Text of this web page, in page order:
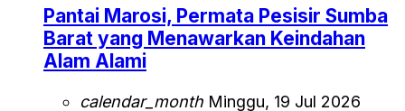
Pantai Marosi, Permata Pesisir Sumba
Barat yang Menawarkan Keindahan
Alam Alami
calendar_month Minggu, 19 Jul 2026